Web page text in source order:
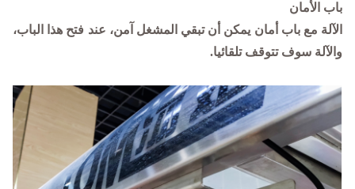
باب الأمان
الآلة مع باب أمان يمكن أن تبقي المشغل آمن، عند فتح هذا الباب،
والآلة سوف تتوقف تلقائيا.